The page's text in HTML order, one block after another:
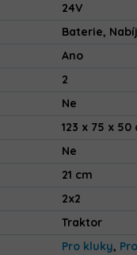
24V
Baterie,
Ano
2
Ne
123 x 75 x 50
Ne
21 cm
2x2
Traktor
Pro kluky,